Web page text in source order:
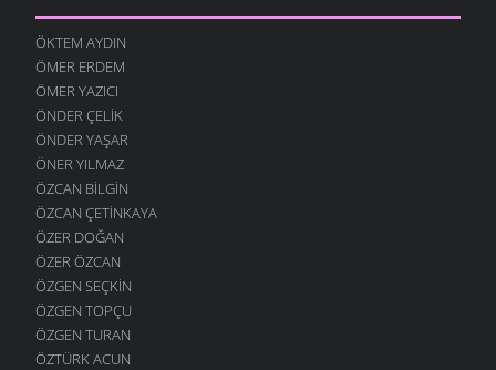
ÖKTEM AYDIN
ÖMER ERDEM
ÖMER YAZICI
ÖNDER ÇELIK
ÖNDER YAŞAR
ÖNER YILMAZ
ÖZCAN BILGIN
ÖZCAN ÇETINKAYA
ÖZER DOĞAN
ÖZER ÖZCAN
ÖZGEN SEÇKIN
ÖZGEN TOPÇU
ÖZGEN TURAN
ÖZTÜRK ACUN